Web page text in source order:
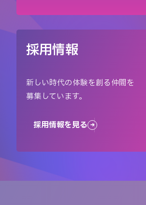
採用情報
新しい時代の体験を創る仲間を
募集しています。
採用情報を見る